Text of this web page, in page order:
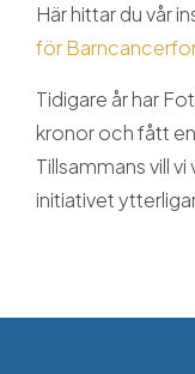
Här hittar du vår
för
Tidigare år har
kronor och fått
Tillsammans vill
initiativet